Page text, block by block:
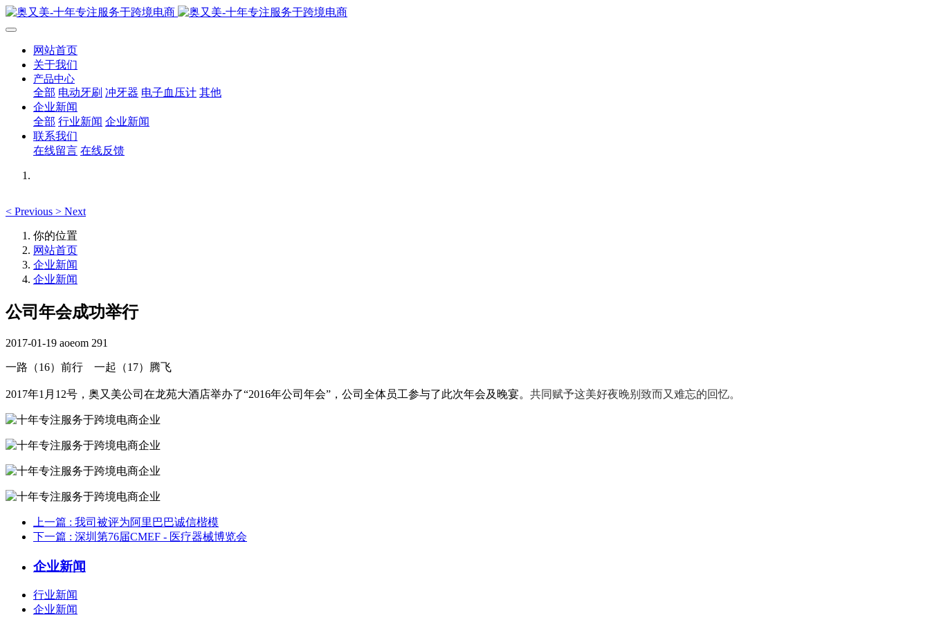
网站首页
关于我们
产品中心
全部 电动牙刷 冲牙器 电子血压计 其他
企业新闻
全部 行业新闻 企业新闻
联系我们
在线留言 在线反馈
< Previous > Next
你的位置
网站首页
企业新闻
企业新闻
公司年会成功举行
2017-01-19 aoeom 291
一路（16）前行 一起（17）腾飞
2017年1月12号，奥又美公司在龙苑大酒店举办了“2016年公司年会”，公司全体员工参与了此次年会及晚宴。 共同赋予这美好夜晚别致而又难忘的回忆。
上一篇 : 我司被评为阿里巴巴诚信楷模
下一篇 : 深圳第76届CMEF - 医疗器械博览会
企业新闻
行业新闻
企业新闻